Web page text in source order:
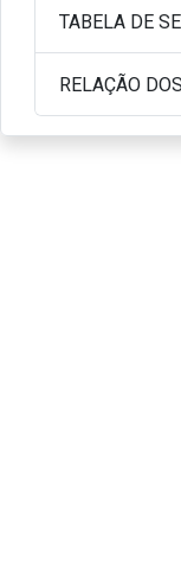
TABELA DE
RELAÇÃO